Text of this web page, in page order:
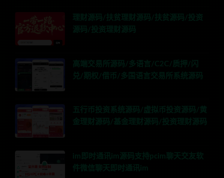
理财源码/扶贫理财源码/扶贫源码/投资
源码/投资理财源码
高端交易所源码/多语言/C2C/质押/闪
兑/期权/借币/多国语言交易所系统源码
五行币投资系统源码/虚拟币投资源码/黄
金理财源码/基金理财源码/投资理财源码
im即时通讯im源码支持pcim聊天交友软
件微信聊天即时通讯im